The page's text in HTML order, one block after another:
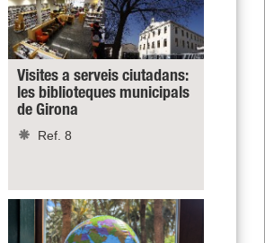
Visites a serveis ciutadans:
les biblioteques municipals
de Girona
Ref. 8